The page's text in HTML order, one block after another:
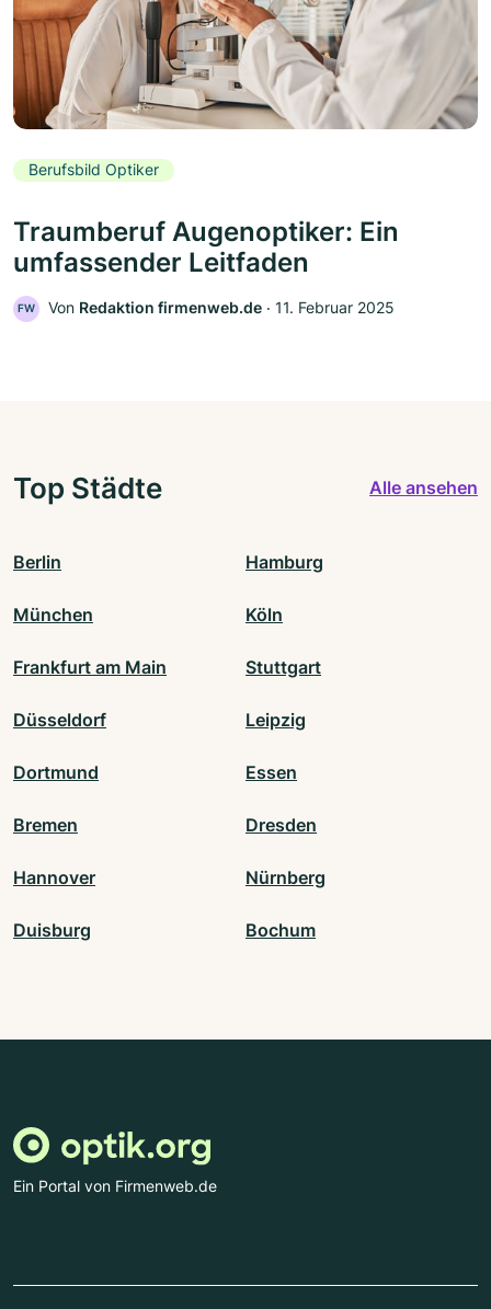
Berufsbild Optiker
Traumberuf Augenoptiker: Ein
umfassender Leitfaden
FW Von Redaktion firmenweb.de ‧ 11. Februar 2025
Top Städte Alle ansehen
Berlin Hamburg
München Köln
Frankfurt am Main Stuttgart
Düsseldorf Leipzig
Dortmund Essen
Bremen Dresden
Hannover Nürnberg
Duisburg Bochum
Ein Portal von Firmenweb.de